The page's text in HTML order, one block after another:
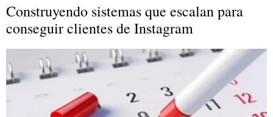
Construyendo sistemas que escalan para
conseguir clientes de Instagram